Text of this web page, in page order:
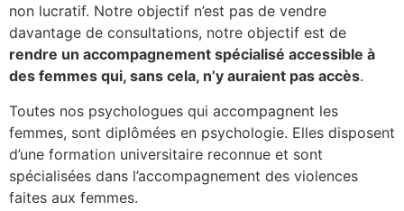
non lucratif. Notre objectif n’est pas de vendre
davantage de consultations, notre objectif est de
rendre un accompagnement spécialisé accessible à
des femmes qui, sans cela, n’y auraient pas accès.
Toutes nos psychologues qui accompagnent les
femmes, sont diplômées en psychologie. Elles disposent
d’une formation universitaire reconnue et sont
spécialisées dans l’accompagnement des violences
faites aux femmes.